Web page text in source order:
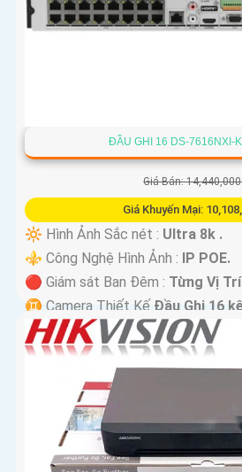
ĐẦU GHI 16 DS-7616NXI-
Giá Bán:
Giá Khuyến Mại:
🔆 Hình Ảnh Sắc nét : Ultra 8k .
⚜️ Công Nghệ Hình Ảnh :
IP POE.
🔴 Giám sát Ban Đêm : Từng Vị
♊ Camera Thiết Kế Đầu Ghi 16
️🆑 Khả Năng :Công Nghệ AI.